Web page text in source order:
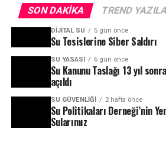
SON DAKIKA TREND
DIJITAL SU 5 gün önce
Su Tesislerine Siber Saldırı
SU YASASI 6 gün önce
Su Kanunu Taslağı 13 yıl
açıldı
SU GÜVENLIĞI 2 hafta önce
Su Politikaları Derneği’nin
Sularımız